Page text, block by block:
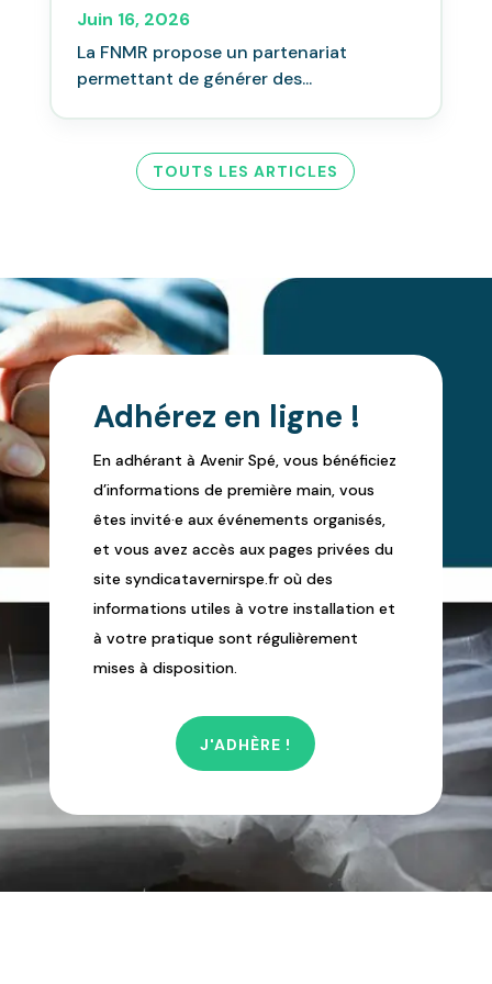
Juin 16, 2026
La FNMR propose un partenariat
permettant de générer des...
TOUTS LES ARTICLES
Adhérez en ligne !
En adhérant à Avenir Spé, vous bénéficiez
d’informations de première main, vous
êtes invité·e aux événements organisés,
et vous avez accès aux pages privées du
site syndicatavernirspe.fr où des
informations utiles à votre installation et
à votre pratique sont régulièrement
mises à disposition.
J'ADHÈRE !